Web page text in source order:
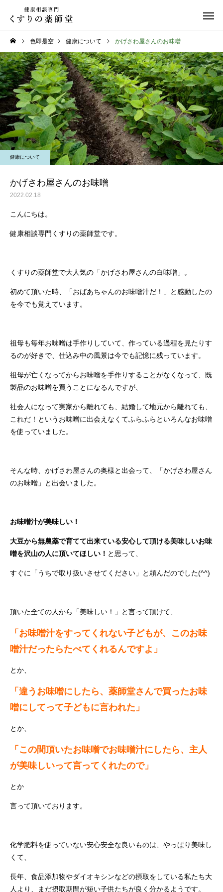
お知らせ
お盆期間中のご相談につい
て
健康について
夏の頭痛におすすめの
ンク！
色即是空 健康について かげさわ屋さんのお味噌
健康について
かげさわ屋さんのお味噌
2022.02.18
こんにちは。
健康相談専門くすりの薬師堂です。
くすりの薬師堂で大人気の「かげさわ屋さんの白味噌」。
初めて頂いた時、「おばあちゃんのお味噌汁だ！」と感動したの
を今でも覚えています。
祖母も毎年お味噌は手作りしていて、作っている過程を見たりす
るのが好きで、仕込み中の風景は今でも記憶に残っています。
祖母が亡くなってからお味噌を手作りすることがなくなって、既
製品のお味噌を買うことになるんですが、
社会人になって実家から離れても、結婚して地元から離れても、
これだ！というお味噌に出会えなくてふらふらといろんなお味噌
を使っていました。
そんな時、かげさわ屋さんの奥様と出会って、「かげさわ屋さん
のお味噌」と出会いました。
お味噌汁が美味しい！
大豆から無農薬で育てて出来ている安心して頂ける美味しいお味
噌を沢山の人に頂いてほしい！ と思って、
すぐに「うちで取り扱いさせてください」と頼んだのでした(^^)
頂いた全ての人から「美味しい！」と言って頂けて、
「お味噌汁をすってくれない子どもが、このお味
噌汁だったらたべてくれるんですよ」
とか、
「違うお味噌にしたら、薬師堂さんで買ったお味
噌にしてって子どもに言われた」
とか、
「この間頂いたお味噌でお味噌汁にしたら、主人
が美味しいって言ってくれたので」
とか
言って頂いております。
化学肥料を使っていない安心安全な良いものは、やっぱり美味し
くて、
長年、食品添加物やダイオキシンなどの摂取をしている私たち大
人より、まだ摂取期間が短い子供たちが良く分かるようです。